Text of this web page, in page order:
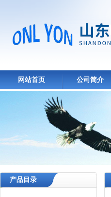
网站首页 公司简介
产品目录